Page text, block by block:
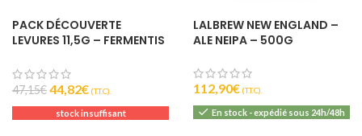
PACK DÉCOUVERTE
LEVURES 11,5G – FERMENTIS
47,15€44,82€ (T.T.C).
stock insuffisant
LALBREW NEW ENGLAND –
ALE NEIPA – 500G
112,90€ (T.T.C).
En stock - expédié sous 24h/48h